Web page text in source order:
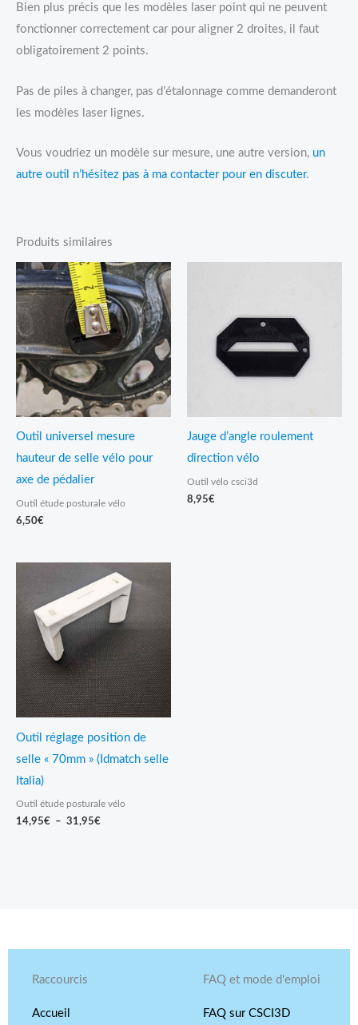
Bien plus précis que les modèles laser point qui ne peuvent
fonctionner correctement car pour aligner 2 droites, il faut
obligatoirement 2 points.
Pas de piles à changer, pas d’étalonnage comme demanderont
les modèles laser lignes.
Vous voudriez un modèle sur mesure, une autre version, un
autre outil n’hésitez pas à ma contacter pour en discuter.
Produits similaires
Outil universel mesure
hauteur de selle vélo pour
axe de pédalier
Outil étude posturale vélo
6,50€
Jauge d’angle roulement
direction vélo
Outil vélo csci3d
8,95€
Outil réglage position de
selle « 70mm » (Idmatch selle
Italia)
Outil étude posturale vélo
14,95€ – 31,95€
de
prix :
14,95€
à
31,95€
Raccourcis
Accueil
FAQ et mode d'emploi
FAQ sur CSCI3D